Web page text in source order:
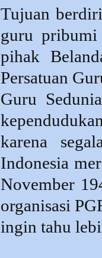
Tujuan
guru pribumi
pihak
Persatuan
Guru
karena
Indonesia
November
organisasi
ingin tahu